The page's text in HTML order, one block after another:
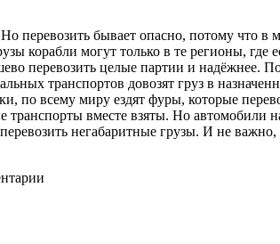
перевозить бывает опасно, потому что
корабли могут только в те регионы,
перевозить целые партии и надёжнее.
транспортов довозят груз в
по всему миру ездят фуры, которые
вместе взяты. Но автомобили
негабаритные грузы. И не